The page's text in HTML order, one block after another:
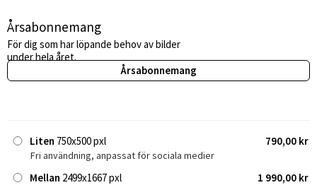
Årsabonnemang
För dig som har löpande behov av bilder
under hela året.
Årsabonnemang
Liten 750x500 pxl 790,00 kr
Fri användning, anpassat för sociala medier
Mellan 2499x1667 pxl 1 990,00 kr